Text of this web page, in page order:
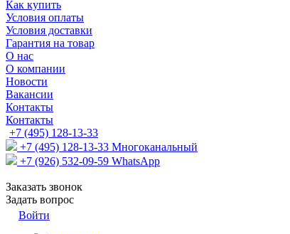
Как купить
Условия оплаты
Условия доставки
Гарантия на товар
О нас
О компании
Новости
Вакансии
Контакты
Контакты
+7 (495) 128-13-33
+7 (495) 128-13-33 Многоканальный
+7 (926) 532-09-59 WhatsApp
Заказать звонок
Задать вопрос
Войти